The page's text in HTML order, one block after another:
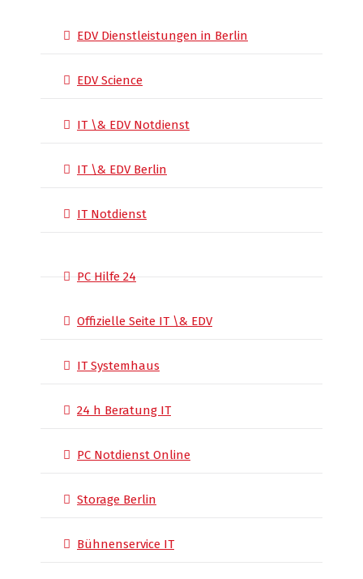
EDV Dienstleistungen in Berlin
EDV Science
IT \& EDV Notdienst
IT \& EDV Berlin
IT Notdienst
PC Hilfe 24
Offizielle Seite IT \& EDV
IT Systemhaus
24 h Beratung IT
PC Notdienst Online
Storage Berlin
Bühnenservice IT